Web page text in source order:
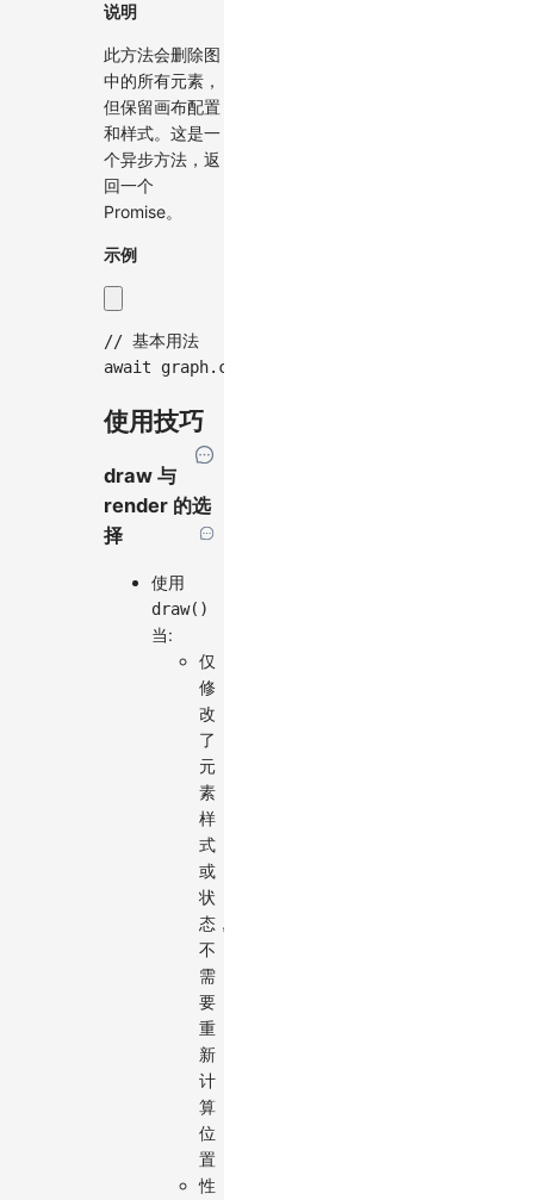
说明
此方法会删除图
中的所有元素，
但保留画布配置
和样式。这是一
个异步方法，返
回一个
Promise。
示例
// 基本用法
await graph. clear
使用技巧
draw 与
render 的选
择
使用
draw()
当:
仅
修
改
了
元
素
样
式
或
状
态，
不
需
要
重
新
计
算
位
置
性